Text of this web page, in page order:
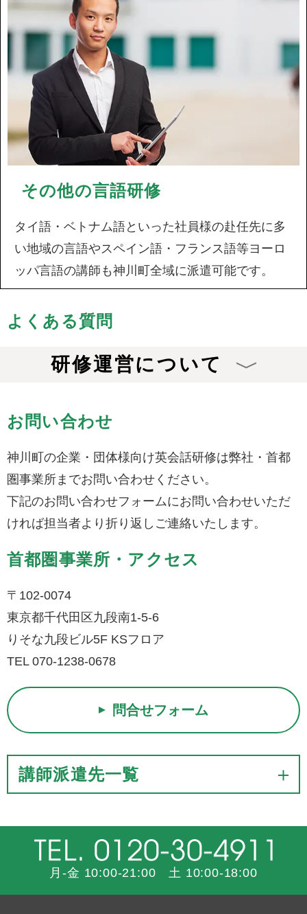
その他の言語研修
タイ語・ベトナム語といった社員様の赴任先に多
い地域の言語やスペイン語・フランス語等ヨーロ
ッパ言語の講師も神川町全域に派遣可能です。
よくある質問
研修運営について
お問い合わせ
神川町の企業・団体様向け英会話研修は弊社・首都
圏事業所までお問い合わせください。
下記のお問い合わせフォームにお問い合わせいただ
ければ担当者より折り返しご連絡いたします。
首都圏事業所・アクセス
〒102-0074
東京都千代田区九段南1-5-6
りそな九段ビル5F KSフロア
TEL 070-1238-0678
問合せフォーム
講師派遣先一覧
月-金 10:00-21:00 土 10:00-18:00